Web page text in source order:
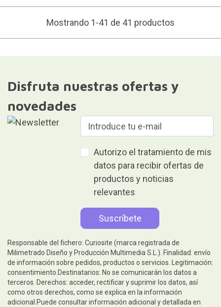
Mostrando 1-41 de 41 productos
Disfruta nuestras ofertas y
novedades
Autorizo el tratamiento de mis
datos para recibir ofertas de
productos y noticias
relevantes
Responsable del fichero: Curiosite (marca registrada de
Milimetrado Diseño y Producción Multimedia S.L.). Finalidad: envío
de información sobre pedidos, productos o servicios. Legitimación:
consentimiento.Destinatarios: No se comunicarán los datos a
terceros. Derechos: acceder, rectificar y suprimir los datos, así
como otros derechos, como se explica en la información
adicional.Puede consultar información adicional y detallada en